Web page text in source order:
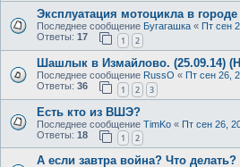
Эксплуатация мотоцикла в
Последнее сообщение Бугагашка « Пт сен
Ответы: 17 1 2
Шашлык в Измайлово. (25.09.14)
Последнее сообщение RussO « Пт сен 26,
Ответы: 36 1 2 3
Есть кто из ВШЭ?
Последнее сообщение TimKo « Пт сен 26,
Ответы: 18 1 2
А если завтра война? Что делать?